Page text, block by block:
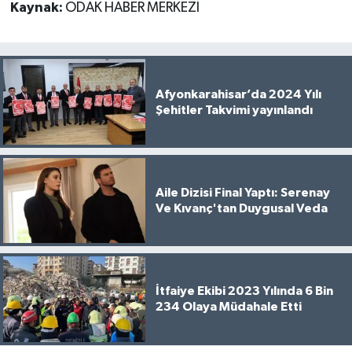
Kaynak: ODAK HABER MERKEZİ
Afyonkarahisar’da 2024 Yılı
Şehitler Takvimi yayınlandı
Aile Dizisi Final Yaptı: Serenay
Ve Kıvanç'tan Duygusal Veda
İtfaiye Ekibi 2023 Yılında 6 Bin
234 Olaya Müdahale Etti